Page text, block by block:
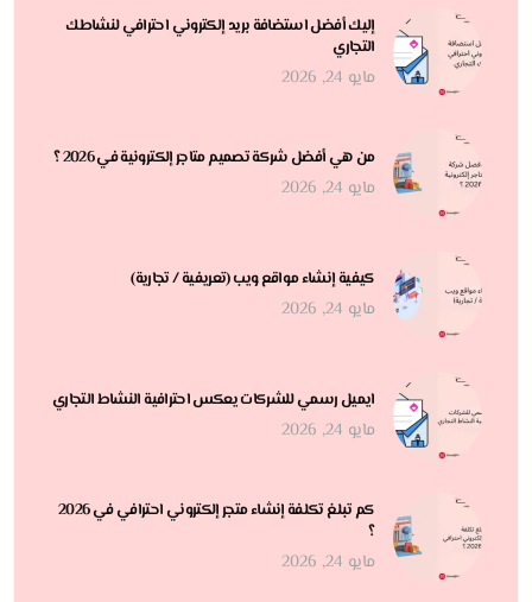
إليك أفضل استضافة بريد إلكتروني احترافي لنشاطك
التجاري
مايو 24, 2026
من هي أفضل شركة تصميم متاجر إلكترونية في 2026 ؟
مايو 24, 2026
كيفية إنشاء مواقع ويب (تعريفية / تجارية)
مايو 24, 2026
ايميل رسمي للشركات يعكس احترافية النشاط التجاري
مايو 24, 2026
كم تبلغ تكلفة إنشاء متجر إلكتروني احترافي في 2026
؟
مايو 24, 2026